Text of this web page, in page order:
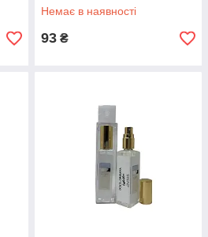
Немає в наявності
93 ₴